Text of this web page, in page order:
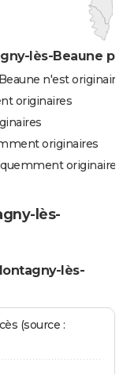
lès-Beaune
n'est
originaires
originaires
originaires
lès-
lès-
(source :